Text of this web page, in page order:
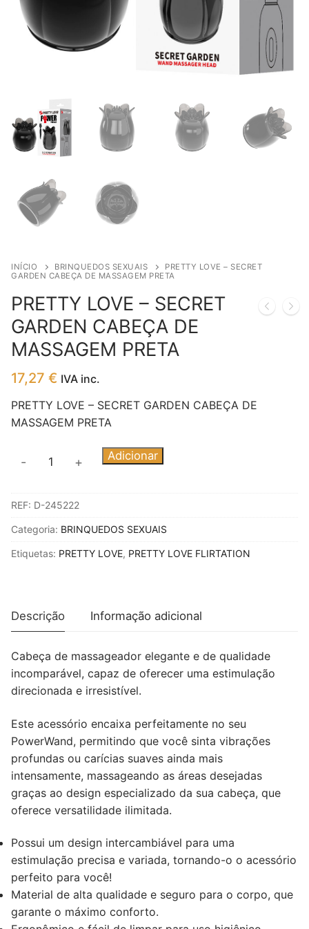
INÍCIO BRINQUEDOS SEXUAIS
PRETTY LOVE – SECRET
GARDEN CABEÇA DE MASSAGEM PRETA
PRETTY LOVE – SECRET
GARDEN CABEÇA DE
MASSAGEM PRETA
17,27 € IVA inc.
PRETTY LOVE – SECRET GARDEN CABEÇA DE
MASSAGEM PRETA
Quantidade
LOVE
-
GARDEN
MASSAGEM
- + Adicionar
REF: D-245222
Categoria: BRINQUEDOS SEXUAIS
Etiquetas: PRETTY LOVE, PRETTY LOVE FLIRTATION
Descrição Informação adicional
Cabeça de massageador elegante e de qualidade
incomparável, capaz de oferecer uma estimulação
direcionada e irresistível.
Este acessório encaixa perfeitamente no seu
PowerWand, permitindo que você sinta vibrações
profundas ou carícias suaves ainda mais
intensamente, massageando as áreas desejadas
graças ao design especializado da sua cabeça, que
oferece versatilidade ilimitada.
Possui um design intercambiável para uma
estimulação precisa e variada, tornando-o o acessório
perfeito para você!
Material de alta qualidade e seguro para o corpo, que
garante o máximo conforto.